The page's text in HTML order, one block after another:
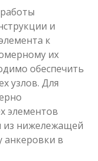
и
к
их
обеспечить
узлов. Для
элементов
из нижележащей
анкеровки в